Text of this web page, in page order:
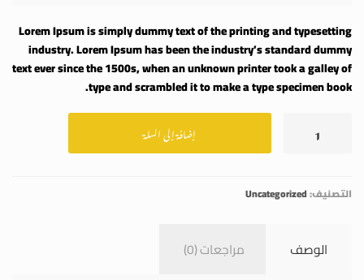
Lorem Ipsum is simply dummy text of the printing and typesetting
industry. Lorem Ipsum has been the industry’s standard dummy
text ever since the 1500s, when an unknown printer took a galley of
type and scrambled it to make a type specimen book.
Natural إضافة إلى السلة
التصنيف:Uncategorized
الوصف مراجعات (0)